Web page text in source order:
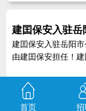
建囯保安入驻
建囯保安入驻岳阳
由建囯保安担任！
首页